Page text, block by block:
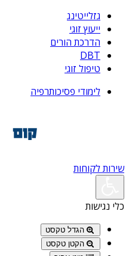
גזלייטינג
ייעוץ זוגי
הדרכת הורים
DBT
טיפול זוגי
לימודי פסיכותרפיה
שירות לקוחות
כלי נגישות
הגדל טקסט
הקטן טקסט